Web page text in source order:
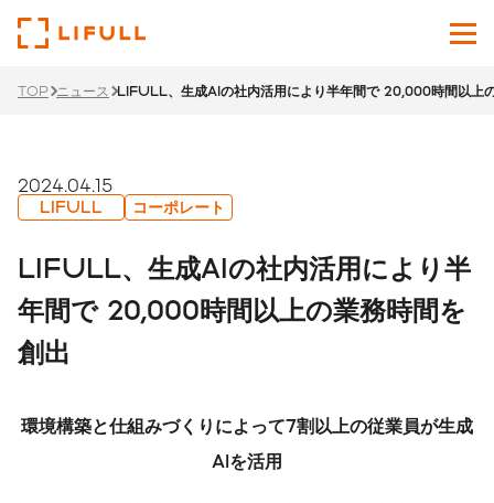
サービス
ニュース
サステナビリティ
TOP ニュース LIFULL、生成AIの社内活用により半年間で 20,000時間以上
2024.04.15
LIFULL コーポレート
LIFULL、生成AIの社内活用により半
年間で 20,000時間以上の業務時間を
創出
環境構築と仕組みづくりによって7割以上の従業員が生成
AIを活用